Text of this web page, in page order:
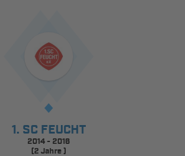
1. SC FEUCHT
2014 - 2016
(2 Jahre )